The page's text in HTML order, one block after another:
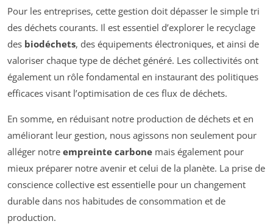
Pour les entreprises, cette gestion doit dépasser le simple tri
des déchets courants. Il est essentiel d’explorer le recyclage
des biodéchets, des équipements électroniques, et ainsi de
valoriser chaque type de déchet généré. Les collectivités ont
également un rôle fondamental en instaurant des politiques
efficaces visant l’optimisation de ces flux de déchets.
En somme, en réduisant notre production de déchets et en
améliorant leur gestion, nous agissons non seulement pour
alléger notre empreinte carbone mais également pour
mieux préparer notre avenir et celui de la planète. La prise de
conscience collective est essentielle pour un changement
durable dans nos habitudes de consommation et de
production.